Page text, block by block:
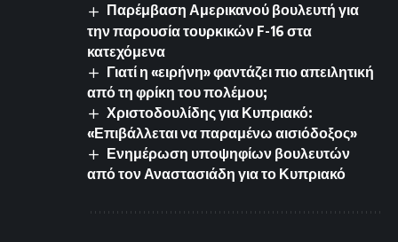
Παρέμβαση Αμερικανού βουλευτή για
την παρουσία τουρκικών F-16 στα
κατεχόμενα
Γιατί η «ειρήνη» φαντάζει πιο απειλητική
από τη φρίκη του πολέμου;
Χριστοδουλίδης για Κυπριακό:
«Επιβάλλεται να παραμένω αισιόδοξος»
Ενημέρωση υποψηφίων βουλευτών
από τον Αναστασιάδη για το Κυπριακό